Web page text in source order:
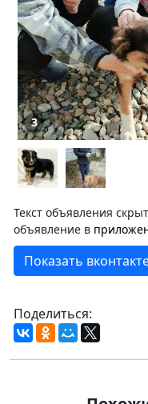
3
Текст объявления
объявление в
Показать
Поделиться: